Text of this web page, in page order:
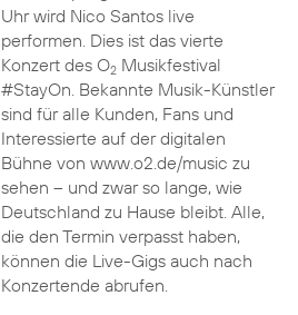
Uhr wird Nico Santos live
performen. Dies ist das vierte
Konzert des O2Musikfestival
#StayOn. Bekannte Musik-Künstler
sind für alle Kunden, Fans und
Interessierte auf der digitalen
Bühne von www.o2.de/music zu
sehen – und zwar so lange, wie
Deutschland zu Hause bleibt. Alle,
die den Termin verpasst haben,
können die Live-Gigs auch nach
Konzertende abrufen.